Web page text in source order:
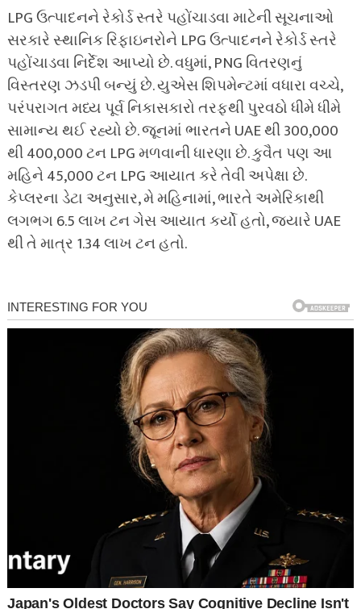
LPG ઉત્પાદનને રેકોર્ડ સ્તરે પહોંચાડવા માટેની સૂચનાઓ
સરકારે સ્થાનિક રિફાઇનરોને LPG ઉત્પાદનને રેકોર્ડ સ્તરે
પહોંચાડવા નિર્દેશ આપ્યો છે. વધુમાં, PNG વિતરણનું
વિસ્તરણ ઝડપી બન્યું છે. યુએસ શિપમેન્ટમાં વધારા વચ્ચે,
પરંપરાગત મધ્ય પૂર્વ નિકાસકારો તરફથી પુરવઠો ધીમે ધીમે
સામાન્ય થઈ રહ્યો છે. જૂનમાં ભારતને UAE થી 300,000
થી 400,000 ટન LPG મળવાની ધારણા છે. કુવૈત પણ આ
મહિને 45,000 ટન LPG આયાત કરે તેવી અપેક્ષા છે.
કેપ્લરના ડેટા અનુસાર, મે મહિનામાં, ભારતે અમેરિકાથી
લગભગ 6.5 લાખ ટન ગેસ આયાત કર્યો હતો, જ્યારે UAE
થી તે માત્ર 1.34 લાખ ટન હતો.